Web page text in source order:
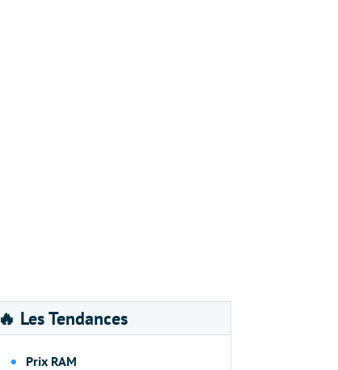
🔥 Les Tendances
Prix RAM